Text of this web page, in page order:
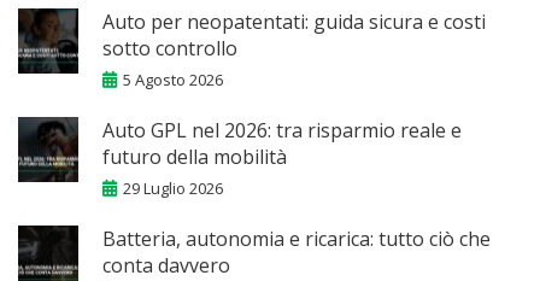
Auto per neopatentati: guida sicura e costi
sotto controllo
5 Agosto 2026
Auto GPL nel 2026: tra risparmio reale e
futuro della mobilità
29 Luglio 2026
Batteria, autonomia e ricarica: tutto ciò che
conta davvero